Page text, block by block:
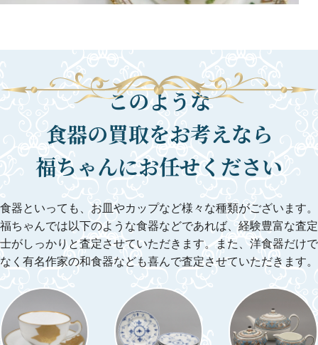
このような
食器の買取をお考えなら
福ちゃんにお任せください
食器といっても、お皿やカップなど様々な種類がございます。
福ちゃんでは以下のような食器などであれば、経験豊富な査定
士がしっかりと査定させていただきます。また、洋食器だけで
なく有名作家の和食器なども喜んで査定させていただきます。